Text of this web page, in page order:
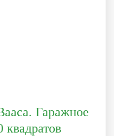
Гаражное